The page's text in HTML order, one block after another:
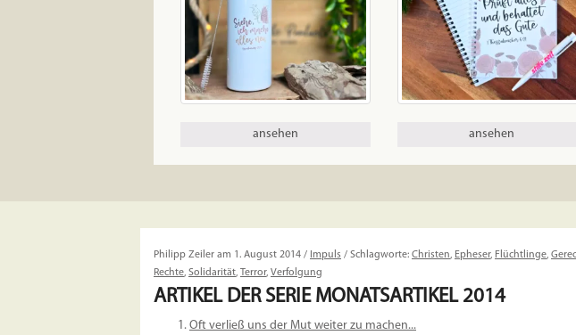
ansehen ansehen
Philipp Zeiler am 1. August 2014 / Impuls / Schlagworte: Christen, Epheser, Flüchtlinge,
Rechte, Solidarität, Terror, Verfolgung
ARTIKEL DER SERIE MONATSARTIKEL 2014
Oft verließ uns der Mut weiter zu machen...